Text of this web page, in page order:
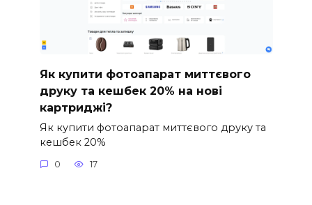
Як купити фотоапарат миттєвого
друку та кешбек 20% на нові
картриджі?
Як купити фотоапарат миттєвого друку та
кешбек 20%
0 17